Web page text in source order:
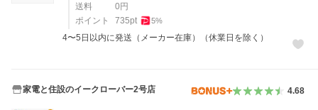
送料
0 円
ポイント
735pt 5%
4〜5日以内に発送（メーカー在庫）（休業日を除く）
家電と住設のイークローバー2号店 4.68